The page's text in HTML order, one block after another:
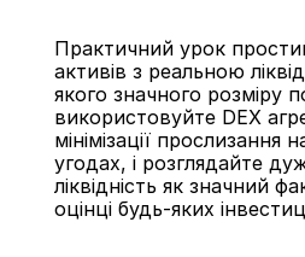
Практичний урок
активів з реальною
якого значного розміру
використовуйте DEX
мінімізації прослизання
угодах, і розглядайте
ліквідність як значний
оцінці будь-яких